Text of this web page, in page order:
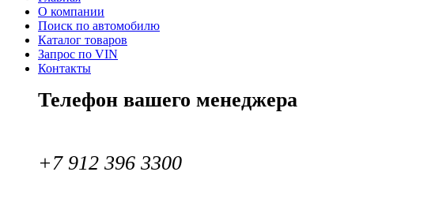
О компании
Поиск по автомобилю
Каталог товаров
Запрос по VIN
Контакты
Телефон вашего менеджера
+7 912 396 3300